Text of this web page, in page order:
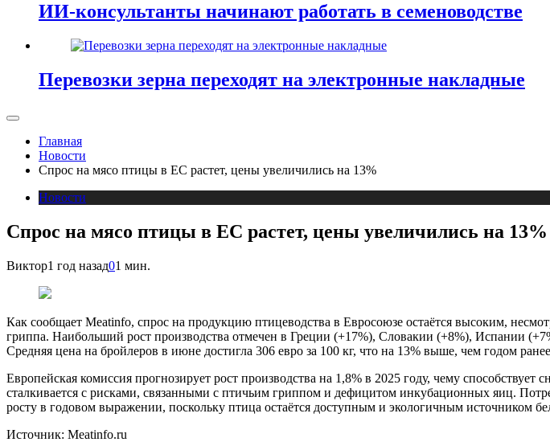
ИИ-консультанты начинают работать в семеноводстве
Перевозки зерна переходят на электронные накладные
Главная
Новости
Спрос на мясо птицы в ЕС растет, цены увеличились на 13%
Новости
Спрос на мясо птицы в ЕС растет, цены увеличились на 13%
Виктор1 год назад01 мин.
Как сообщает Meatinfo, спрос на продукцию птицеводства в Евросоюзе остаётся высоким,
гриппа. Наибольший рост производства отмечен в Греции (+17%), Словакии (+8%), Испании
Средняя цена на бройлеров в июне достигла 306 евро за 100 кг, что на 13% выше, чем годом
Европейская комиссия прогнозирует рост производства на 1,8% в 2025 году, чему
сталкивается с рисками, связанными с птичьим гриппом и дефицитом инкубационных яиц.
росту в годовом выражении, поскольку птица остаётся доступным и экологичным источником
Источник: Meatinfo.ru